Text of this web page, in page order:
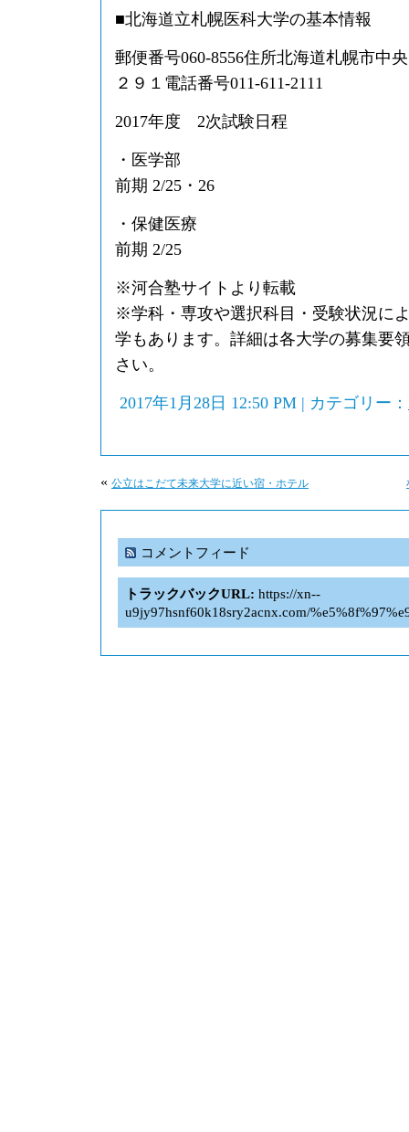
■北海道立札幌医科大学の基本情報
郵便番号060-8556住所北海道札幌市中
２９１電話番号011-611-2111
2017年度 2次試験日程
・医学部
前期 2/25・26
・保健医療
前期 2/25
※河合塾サイトより転載
※学科・専攻や選択科目・受験状況に
学もあります。詳細は各大学の募集要
さい。
2017年1月28日 12:50 PM | カテゴリー：
« 公立はこだて未来大学に近い宿・ホテル
コメントフィード
トラックバックURL: https://xn--
u9jy97hsnf60k18sry2acnx.com/